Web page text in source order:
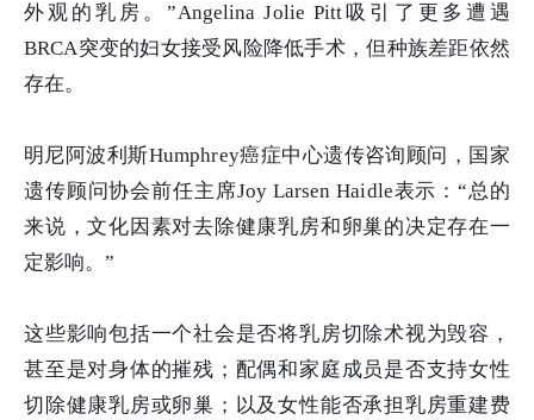
外观的乳房。”Angelina Jolie Pitt吸引了更多遭遇
BRCA突变的妇女接受风险降低手术，但种族差距依然
存在。
明尼阿波利斯Humphrey癌症中心遗传咨询顾问，国家
遗传顾问协会前任主席Joy Larsen Haidle表示：“总的
来说，文化因素对去除健康乳房和卵巢的决定存在一
定影响。”
这些影响包括一个社会是否将乳房切除术视为毁容，
甚至是对身体的摧残；配偶和家庭成员是否支持女性
切除健康乳房或卵巢；以及女性能否承担乳房重建费